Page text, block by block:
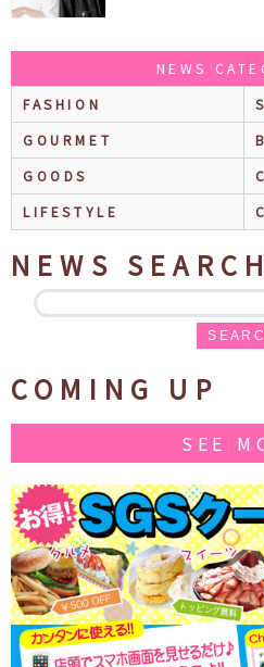
NEWS
FASHION
GOURMET
GOODS
LIFESTYLE
NEWS SEARCH
COMING UP
SEE